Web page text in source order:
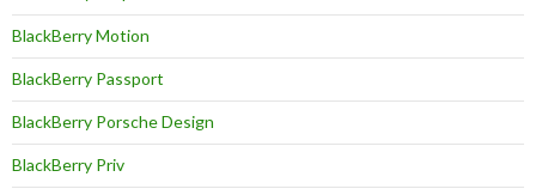
BlackBerry Motion
BlackBerry Passport
BlackBerry Porsche Design
BlackBerry Priv